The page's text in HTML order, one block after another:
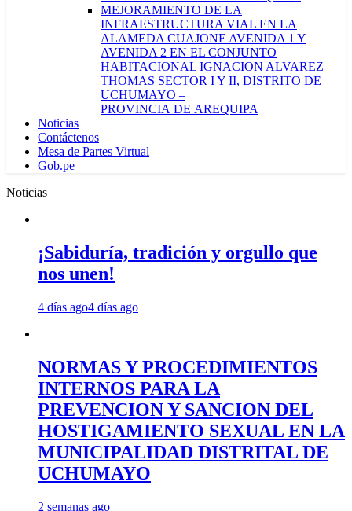
MEJORAMIENTO DE LA
INFRAESTRUCTURA VIAL EN LA
ALAMEDA CUAJONE AVENIDA 1 Y
AVENIDA 2 EN EL CONJUNTO
HABITACIONAL IGNACION ALVAREZ
THOMAS SECTOR I Y II, DISTRITO DE
UCHUMAYO –
PROVINCIA DE AREQUIPA
Noticias
Contáctenos
Mesa de Partes Virtual
Gob.pe
Noticias
¡Sabiduría, tradición y orgullo que
nos unen!
4 días ago4 días ago
NORMAS Y PROCEDIMIENTOS
INTERNOS PARA LA
PREVENCION Y SANCION DEL
HOSTIGAMIENTO SEXUAL EN LA
MUNICIPALIDAD DISTRITAL DE
UCHUMAYO
2 semanas ago